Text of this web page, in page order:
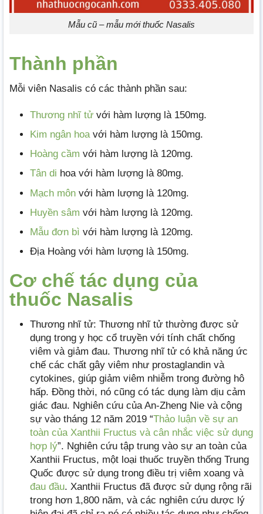
Mẫu cũ – mẫu mới thuốc Nasalis
Thành phần
Mỗi viên Nasalis có các thành phần sau:
Thương nhĩ tử với hàm lượng là 150mg.
Kim ngân hoavới hàm lượng là 150mg.
Hoàng cầm với hàm lượng là 120mg.
Tân di hoa với hàm lượng là 80mg.
Mạch môn với hàm lượng là 120mg.
Huyền sâm với hàm lượng là 120mg.
Mẫu đơn bì với hàm lượng là 120mg.
Địa Hoàng với hàm lượng là 150mg.
Cơ chế tác dụng của
thuốc Nasalis
Thương nhĩ tử: Thương nhĩ tử thường được sử
dụng trong y học cổ truyền với tính chất chống
viêm và giảm đau. Thương nhĩ tử có khả năng ức
chế các chất gây viêm như prostaglandin và
cytokines, giúp giảm viêm nhiễm trong đường hô
hấp. Đồng thời, nó cũng có tác dụng làm dịu cảm
giác đau. Nghiên cứu của An-Zheng Nie và cộng
sự vào tháng 12 năm 2019 “Thảo luận về sự an
toàn của Xanthii Fructus và cân nhắc việc sử dụng
hợp lý”. Nghiên cứu tập trung vào sự an toàn của
Xanthii Fructus, một loại thuốc truyền thống Trung
Quốc được sử dụng trong điều trị viêm xoang và
đau đầu. Xanthii Fructus đã được sử dụng rộng rãi
trong hơn 1,800 năm, và các nghiên cứu dược lý